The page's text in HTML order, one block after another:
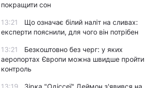
покращити сон
13:21
Що означає білий наліт на сливах:
експерти пояснили, для чого він потрібен
13:21
Безкоштовно без черг: у яких
аеропортах Європи можна швидше пройти
контроль
13:19 Зірка "Одіссеї" Деймон з'явився на